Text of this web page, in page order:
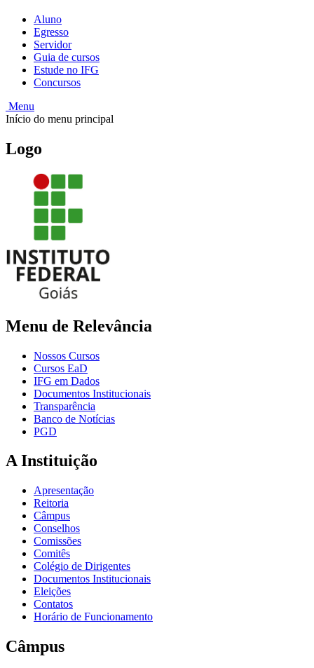
Aluno
Egresso
Servidor
Guia de cursos
Estude no IFG
Concursos
Menu
Início do menu principal
Logo
Menu de Relevância
Nossos Cursos
Cursos EaD
IFG em Dados
Documentos Institucionais
Transparência
Banco de Notícias
PGD
A Instituição
Apresentação
Reitoria
Câmpus
Conselhos
Comissões
Comitês
Colégio de Dirigentes
Documentos Institucionais
Eleições
Contatos
Horário de Funcionamento
Câmpus